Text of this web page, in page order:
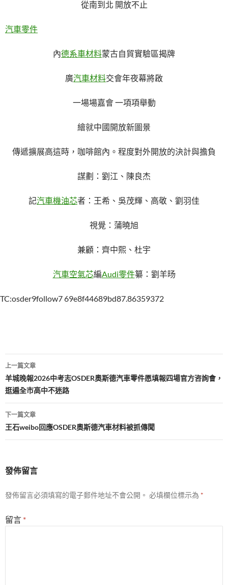
從南到北 開放不止
汽車零件
內德系車材料蒙古自貿實驗區揭牌
廣汽車材料交會年夜幕將啟
一場場嘉會 一項項舉動
繪就中國開放新圖景
傳遞擴展高這時，咖啡館內。程度對外開放的決計與擔負
謀劃：劉江、陳良杰
記汽車機油芯者：王希、吳茂輝、高敬、劉羽佳
視覺：蒲曉旭
兼顧：齊中熙、杜宇
汽車空氣芯編Audi零件纂：劉羊旸
TC:osder9follow7 69e8f44689bd87.86359372
文
章
導
覽
上一篇文章
羊城晚報2026中考志OSDER奧斯德汽車零件愿填報四場官方咨詢會，
逛遍全市高中不迷路
下一篇文章
王石weibo回應OSDER奧斯德汽車材料被抓傳聞
發佈留言
發佈留言必須填寫的電子郵件地址不會公開。 必填欄位標示為 *
留言 *